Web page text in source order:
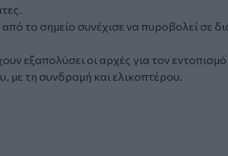
το σημείο συνέχισε να πυροβολεί σε
εξαπολύσει οι αρχές για τον εντοπισμό
με τη συνδρομή και ελικοπτέρου.